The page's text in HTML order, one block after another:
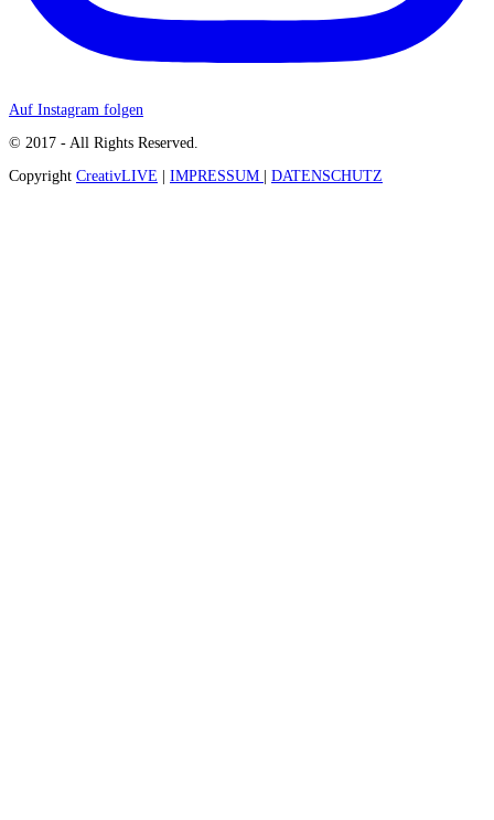
Auf Instagram folgen
© 2017 - All Rights Reserved.
Copyright CreativLIVE | IMPRESSUM | DATENSCHUTZ